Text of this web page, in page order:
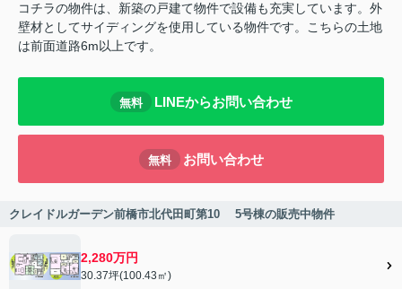
コチラの物件は、新築の戸建て物件で設備も充実しています。外
壁材としてサイディングを使用している物件です。こちらの土地
は前面道路6m以上です。
無料 LINEからお問い合わせ
無料 お問い合わせ
クレイドルガーデン前橋市北代田町第10 5号棟の販売中物件
2,280万円
30.37坪(100.43㎡)